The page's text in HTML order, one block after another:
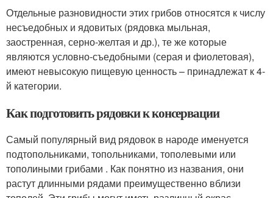
Отдельные разновидности этих грибов относятся к числу
несъедобных и ядовитых (рядовка мыльная,
заостренная, серно-желтая и др.), те же которые
являются условно-съедобными (серая и фиолетовая),
имеют невысокую пищевую ценность – принадлежат к 4-
й категории.
Как подготовить рядовки к консервации
Самый популярный вид рядовок в народе именуется
подтопольниками, топольниками, тополевыми или
тополиными грибами . Как понятно из названия, они
растут длинными рядами преимущественно вблизи